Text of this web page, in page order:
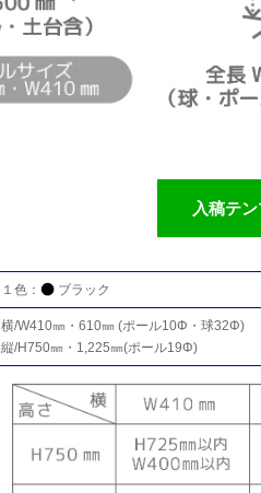
入稿テ
１色： ブラック
横/W410㎜・610㎜ (ポール10Φ・球32Φ)
縦/H750㎜・1,225㎜(ポール19Φ)